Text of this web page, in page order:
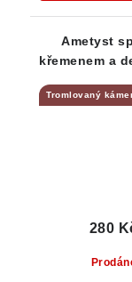
Ametyst
křemenem a
Tromlovaný
280